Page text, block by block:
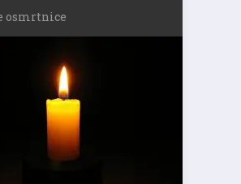
osmrtnice